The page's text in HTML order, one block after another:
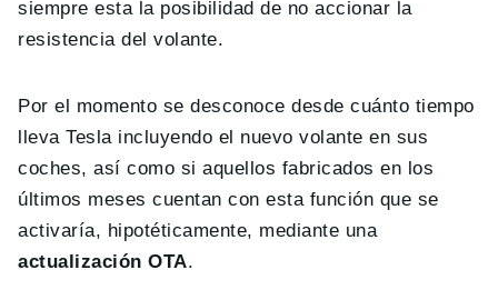
siempre esta la posibilidad de no accionar la
resistencia del volante.
Por el momento se desconoce desde cuánto tiempo
lleva Tesla incluyendo el nuevo volante en sus
coches, así como si aquellos fabricados en los
últimos meses cuentan con esta función que se
activaría, hipotéticamente, mediante una
actualización OTA.